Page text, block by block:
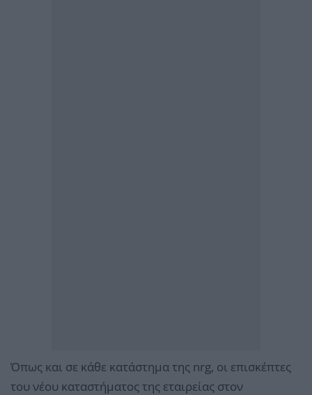
Όπως και σε κάθε κατάστημα της nrg, οι επισκέπτες
του νέου καταστήματος της εταιρείας στον